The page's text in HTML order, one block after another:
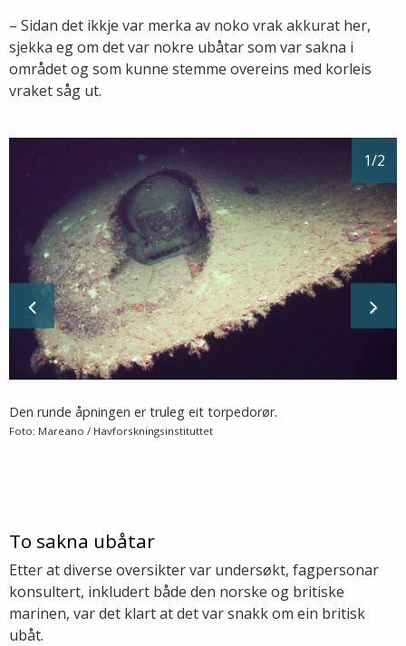
– Sidan det ikkje var merka av noko vrak akkurat her,
sjekka eg om det var nokre ubåtar som var sakna i
området og som kunne stemme overeins med korleis
vraket såg ut.
Den runde åpningen er truleg eit torpedorør.
Foto: Mareano / Havforskningsinstituttet
1/2
To sakna ubåtar
Etter at diverse oversikter var undersøkt, fagpersonar
konsultert, inkludert både den norske og britiske
marinen, var det klart at det var snakk om ein britisk
ubåt.